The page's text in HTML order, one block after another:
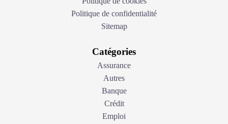
Politique de confidentialité
Sitemap
Catégories
Assurance
Autres
Banque
Crédit
Emploi